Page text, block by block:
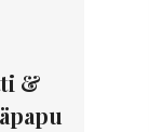
&